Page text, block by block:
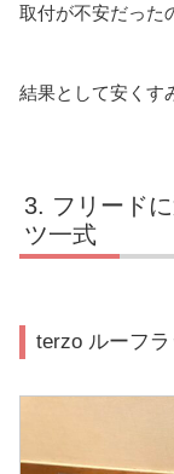
取付が不安だった
結果として安くす
フリード
ツ一式
terzo ルーフ